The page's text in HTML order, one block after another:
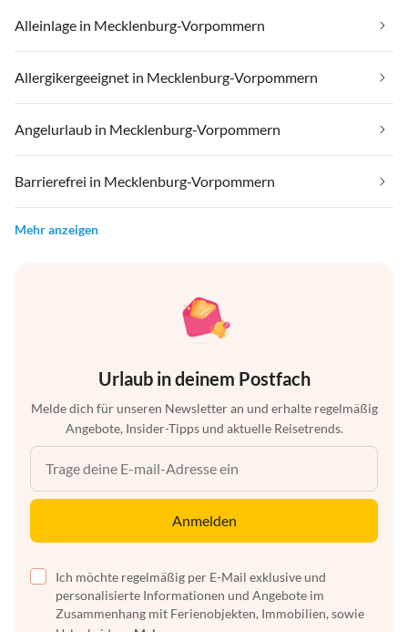
Alleinlage in Mecklenburg-Vorpommern
Allergikergeeignet in Mecklenburg-Vorpommern
Angelurlaub in Mecklenburg-Vorpommern
Barrierefrei in Mecklenburg-Vorpommern
Mehr anzeigen
Urlaub in deinem Postfach
Melde dich für unseren Newsletter an und erhalte regelmäßig
Angebote, Insider-Tipps und aktuelle Reisetrends.
Anmelden
Ich möchte regelmäßig per E-Mail exklusive und
personalisierte Informationen und Angebote im
Zusammenhang mit Ferienobjekten, Immobilien, sowie